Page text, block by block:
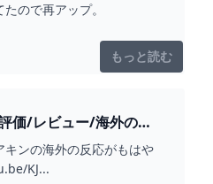
ので再アップ。
もっと読む
価/レビュー/海外の反
ンの海外の反応がもはや
KJ...